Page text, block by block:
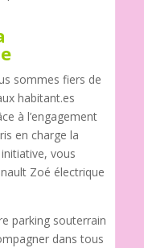
sommes fiers de
habitant.es
à l’engagement
en charge la
vous
Zoé électrique
parking souterrain
dans tous